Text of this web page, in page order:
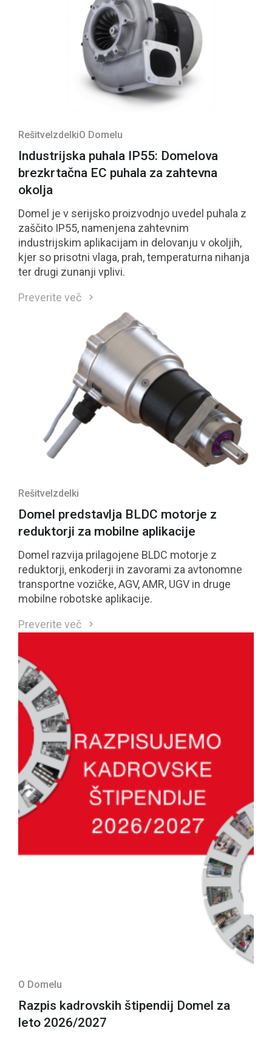
RešitveIzdelkiO Domelu
Industrijska puhala IP55: Domelova
brezkrtačna EC puhala za zahtevna
okolja
Domel je v serijsko proizvodnjo uvedel puhala z
zaščito IP55, namenjena zahtevnim
industrijskim aplikacijam in delovanju v okoljih,
kjer so prisotni vlaga, prah, temperaturna nihanja
ter drugi zunanji vplivi.
Preverite več
Rešitve Izdelki
Domel predstavlja BLDC motorje z
reduktorji za mobilne aplikacije
Domel razvija prilagojene BLDC motorje z
reduktorji, enkoderji in zavorami za avtonomne
transportne vozičke, AGV, AMR, UGV in druge
mobilne robotske aplikacije.
Preverite več
O Domelu
Razpis kadrovskih štipendij Domel za
leto 2026/2027